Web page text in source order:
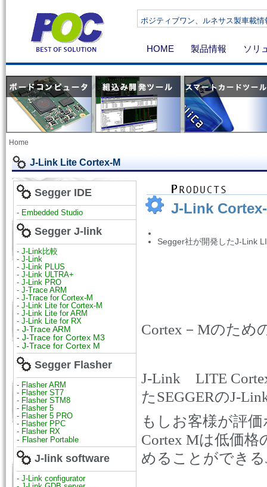
ポジティブワン、ルネサス製車載
HOME 製品情報 ソリ
Home
J-Link Lite Cortex-M
Segger IDE
- Embedded Studio
Segger J-link
- J-Link比較
- J-Link
- J-Link PLUS
- J-Link ULTRA+
- J-Link PRO
- J-Trace ARM
- J-Trace for Cortex-M
- J-Link Lite for Cortex-M
- J-Link Lite for ARM
- J-Link Lite for RX
- J-Trace ARM
- J-Trace for Cortex M3
- J-Trace for Cortex M
Segger Flasher
- Flasher ARM
- Flasher ST7
- Flasher STM8
- Flasher 5
- Flasher 5 PRO
- Flasher PPC
- Flasher RX
- Flasher Portable
J-link software
- J-Link configurator
J-Link
Segger社が開発したJ-Link
Cortex － Mのため
J-Link
LITE
たSEGGERのJ-
もしお客様が評
Cortex Mは低価格
めることができる